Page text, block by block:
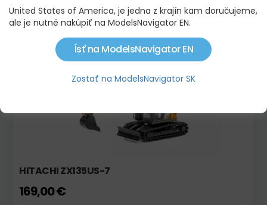
99,90 €95,00 €
Skladom Novinka!
HITACHI ZX135US-7
169,00 €
United States of America, je jedna z krajín kam doručujeme,
ale je nutné nakúpiť na ModelsNavigator EN.
Ísť na ModelsNavigator EN
Zostať na ModelsNavigator SK